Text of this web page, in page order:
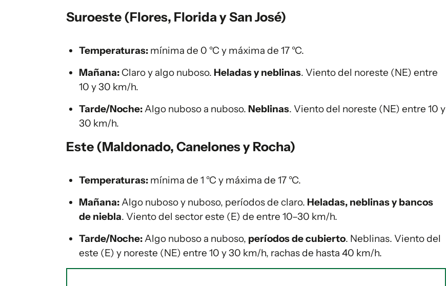
Suroeste (Flores, Florida y San José)
Temperaturas: mínima de 0 °C y máxima de 17 °C.
Mañana: Claro y algo nuboso. Heladas y neblinas. Viento del noreste (NE) entre
10 y 30 km/h.
Tarde/Noche:Algo nuboso a nuboso. Neblinas. Viento del noreste (NE) entre 10 y
30 km/h.
Este (Maldonado, Canelones y Rocha)
Temperaturas: mínima de 1 °C y máxima de 17 °C.
Mañana:Algo nuboso y nuboso, períodos de claro. Heladas, neblinas y bancos
de niebla. Viento del sector este (E) de entre 10–30 km/h.
Tarde/Noche:Algo nuboso a nuboso, períodos de cubierto. Neblinas. Viento del
este (E) y noreste (NE) entre 10 y 30 km/h, rachas de hasta 40 km/h.